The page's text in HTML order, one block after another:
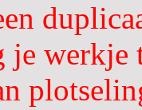
je werkje